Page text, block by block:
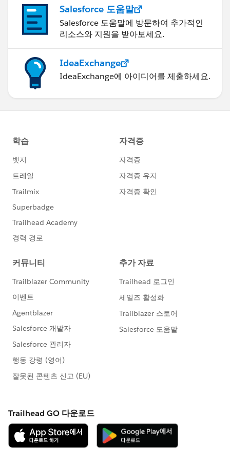
Salesforce 도움말
Salesforce 도움말에 방문하여 추가적인
리소스와 지원을 받아보세요.
IdeaExchange
IdeaExchange에 아이디어를 제출하세요.